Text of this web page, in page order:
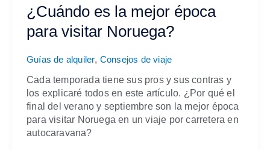
¿Cuándo es la mejor época
para visitar Noruega?
Guías de alquiler, Consejos de viaje
Cada temporada tiene sus pros y sus contras y
los explicaré todos en este artículo. ¿Por qué el
final del verano y septiembre son la mejor época
para visitar Noruega en un viaje por carretera en
autocaravana?
la
mejor
época
visitar